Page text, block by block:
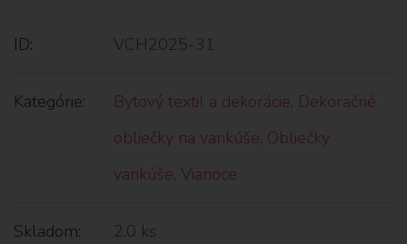
ID: VCH2025-31
Kategórie: Bytový textil a dekorácie, Dekoračné
obliečky na vankúše, Obliečky
vankúše, Vianoce
Skladom: 2.0 ks